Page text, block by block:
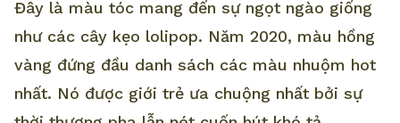
Đây là màu tóc mang đến sự ngọt ngào giống
như các cây kẹo lolipop. Năm 2020, màu hồng
vàng đứng đầu danh sách các màu nhuộm hot
nhất. Nó được giới trẻ ưa chuộng nhất bởi sự